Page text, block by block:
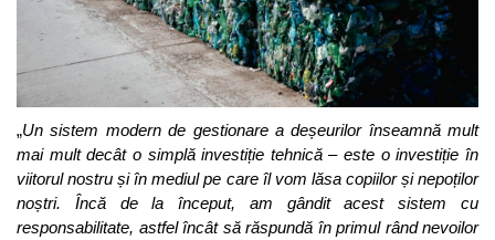
„Un sistem modern de gestionare a deșeurilor înseamnă mult
mai mult decât o simplă investiție tehnică – este o investiție în
viitorul nostru și în mediul pe care îl vom lăsa copiilor și nepoților
noștri. Încă de la început, am gândit acest sistem cu
responsabilitate, astfel încât să răspundă în primul rând nevoilor